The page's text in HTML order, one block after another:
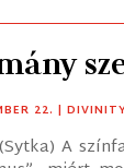
22. |
A